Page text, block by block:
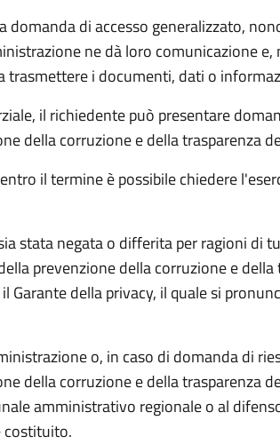
domanda di accesso generalizzato,
ne dà loro comunicazione e,
trasmettere i documenti, dati o
il richiedente può presentare
della corruzione e della trasparenza
il termine è possibile chiedere
stata negata o differita per ragioni di
prevenzione della corruzione e
Garante della privacy, il quale si
o, in caso di domanda di
della corruzione e della trasparenza
amministrativo regionale o al
costituito.